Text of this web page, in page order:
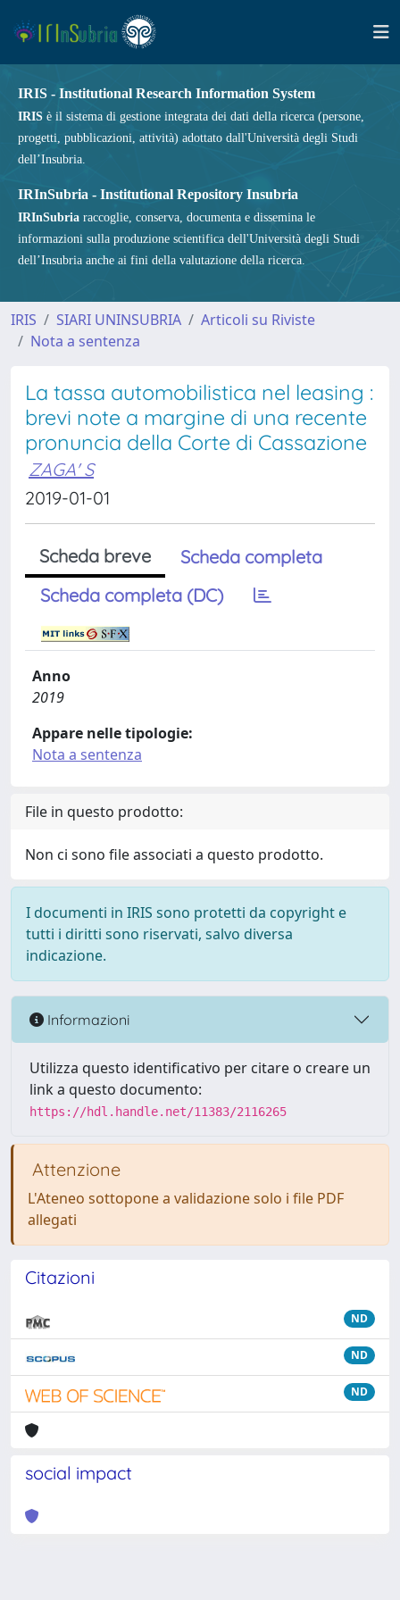
IRIS - Institutional Research Information System
IRIS è il sistema di gestione integrata dei dati della ricerca (persone,
progetti, pubblicazioni, attività) adottato dall'Università degli Studi
dell’Insubria.
IRInSubria - Institutional Repository Insubria
IRInSubria raccoglie, conserva, documenta e dissemina le
informazioni sulla produzione scientifica dell'Università degli Studi
dell’Insubria anche ai fini della valutazione della ricerca.
IRIS SIARI UNINSUBRIA
Articoli su Riviste
Nota a sentenza
La tassa automobilistica nel leasing :
brevi note a margine di una recente
pronuncia della Corte di Cassazione
ZAGA' S
2019-01-01
Scheda breve
Scheda completa
Scheda completa (DC)
Anno
2019
Appare nelle tipologie:
Nota a sentenza
File in questo prodotto:
Non ci sono file associati a questo prodotto.
I documenti in IRIS sono protetti da copyright e
tutti i diritti sono riservati, salvo diversa
indicazione.
Informazioni
Utilizza questo identificativo per citare o creare un
link a questo documento:
https://hdl.handle.net/11383/2116265
Attenzione
L'Ateneo sottopone a validazione solo i file PDF
allegati
Citazioni
ND
ND
ND
social impact